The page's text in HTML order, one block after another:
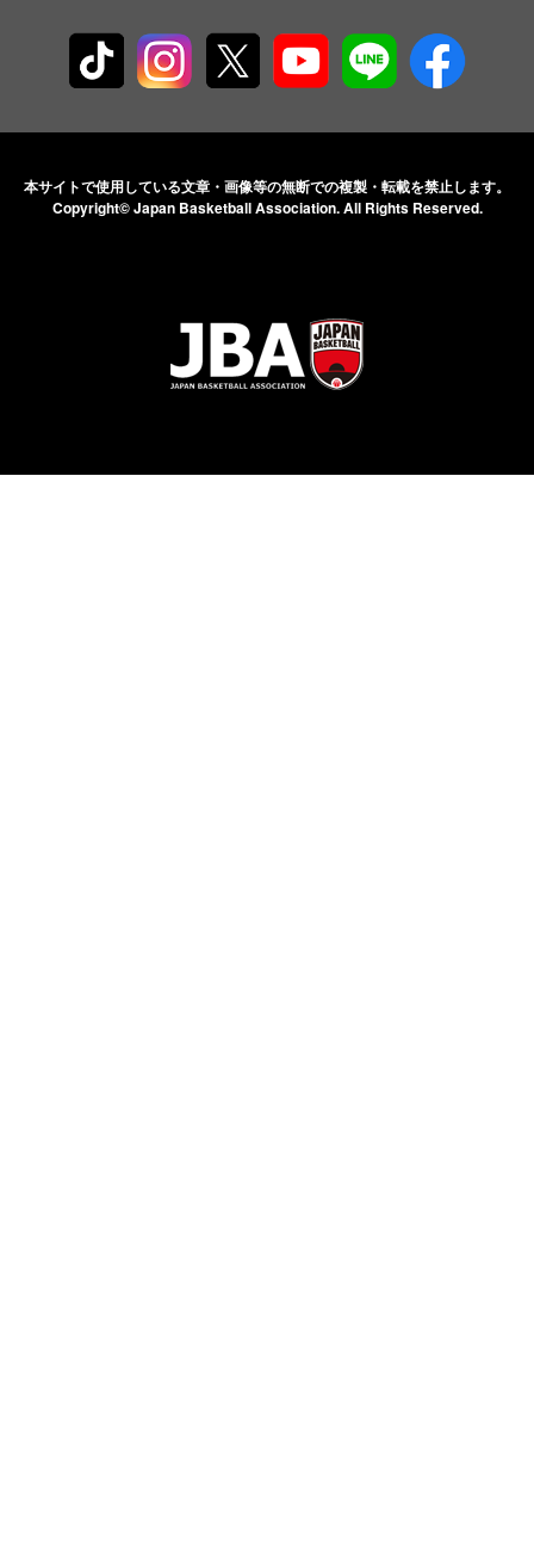
本サイトで使用している文章・画像等の無断での複製・転載を禁止します。
Copyright© Japan Basketball Association.All Rights Reserved.